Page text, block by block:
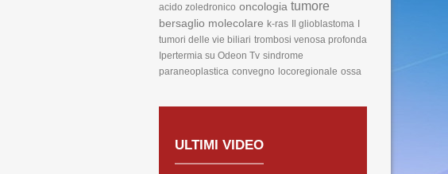
acido zoledronico oncologia tumore
bersaglio molecolare k-ras Il glioblastoma
tumori delle vie biliari trombosi venosa profonda
Ipertermia su Odeon Tv sindrome
paraneoplastica convegno locoregionale ossa
ULTIMI VIDEO